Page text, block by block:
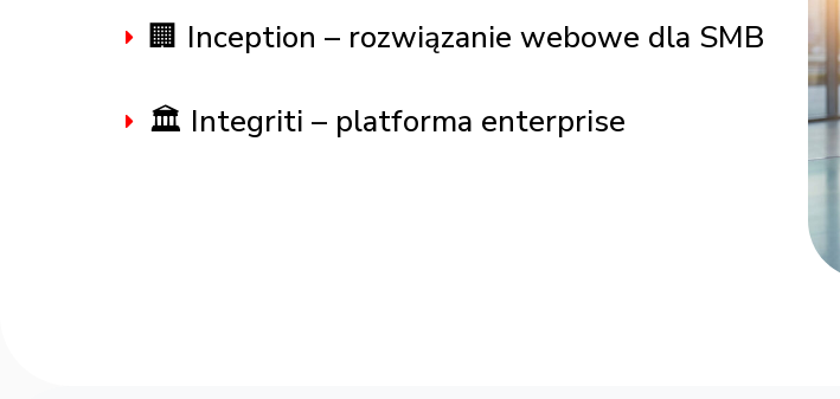
🏢 Inception – rozwiązanie webowe dla SMB
🏛️ Integriti – platforma enterprise